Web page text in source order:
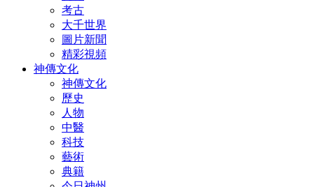
考古
大千世界
圖片新聞
精彩視頻
神傳文化
神傳文化
歷史
人物
中醫
科技
藝術
典籍